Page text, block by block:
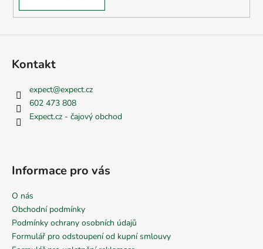
Kontakt
expect@expect.cz
602 473 808
Expect.cz - čajový obchod
Informace pro vás
O nás
Obchodní podmínky
Podmínky ochrany osobních údajů
Formulář pro odstoupení od kupní smlouvy